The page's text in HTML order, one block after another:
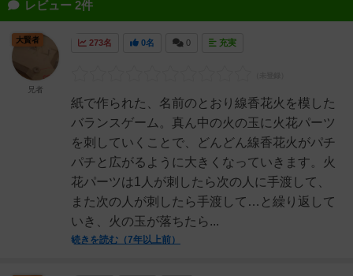
レビュー 2件
273名 0名 0 充実
紙で作られた、名前のとおり線香花火を模した
バランスゲーム。真ん中の火の玉に火花パーツ
を刺していくことで、どんどん線香花火がパチ
パチと広がるように大きくなっていきます。火
花パーツは1人が刺したら次の人に手渡して、
また次の人が刺したら手渡して…と繰り返して
いき、火の玉が落ちたら...
続きを読む（7年以上前）
大賢者
兄者